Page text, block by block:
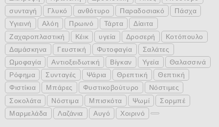
συνταγή
Γλυκό ανθότυρο Παραδοσιακό
Πάσχα
Υγιεινή
Αλόη Πρωινό Τάρτα
Δίαιτα
Ζαχαροπλαστική
Κέικ υγεία Δροσερή
Κοτόπουλο
Δαμάσκηνα
Γευστική Φυτοφαγία
Σαλάτες
Ωμοφαγία
Αντιοξειδωτική Βίγκαν Υγεία
Θαλασσινά
Ρόφημα
Συνταγές Ψάρια Θρεπτική
Θεπτική
Φιστίκια
Μπάρες Φυστικοβούτυρο
Νόστιμες
Σοκολάτα
Νόστιμα Μπισκότα Ψωμί
Σορμπέ
Μαρμελάδα
Λαζάνια Αυγό Χοιρινό